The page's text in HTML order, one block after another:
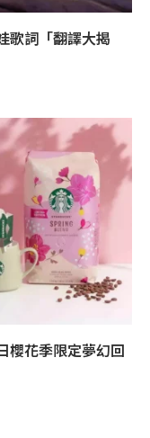
歌詞「翻譯大揭
櫻花季限定夢幻回